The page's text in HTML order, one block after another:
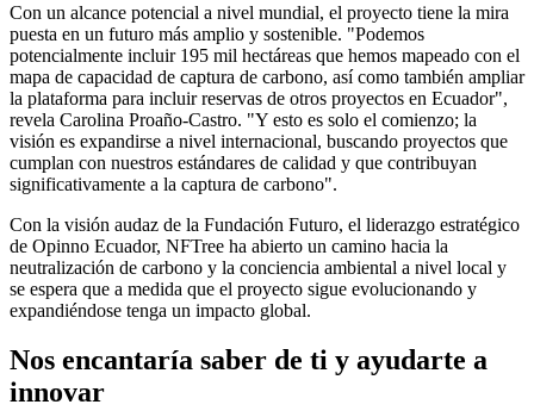
Con un alcance potencial a nivel mundial, el proyecto tiene la mira
puesta en un futuro más amplio y sostenible. "Podemos
potencialmente incluir 195 mil hectáreas que hemos mapeado con el
mapa de capacidad de captura de carbono, así como también ampliar
la plataforma para incluir reservas de otros proyectos en Ecuador",
revela Carolina Proaño-Castro. "Y esto es solo el comienzo; la
visión es expandirse a nivel internacional, buscando proyectos que
cumplan con nuestros estándares de calidad y que contribuyan
significativamente a la captura de carbono".
Con la visión audaz de la Fundación Futuro, el liderazgo estratégico
de Opinno Ecuador, NFTree ha abierto un camino hacia la
neutralización de carbono y la conciencia ambiental a nivel local y
se espera que a medida que el proyecto sigue evolucionando y
expandiéndose tenga un impacto global.
Nos encantaría saber de ti y ayudarte a
innovar